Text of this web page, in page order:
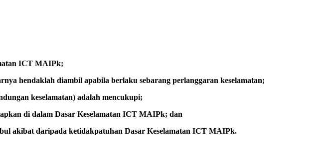
ICT MAIPk;
hendaklah diambil apabila berlaku sebarang perlanggaran keselamatan;
keselamatan) adalah mencukupi;
di dalam Dasar Keselamatan ICT MAIPk; dan
akibat daripada ketidakpatuhan Dasar Keselamatan ICT MAIPk.